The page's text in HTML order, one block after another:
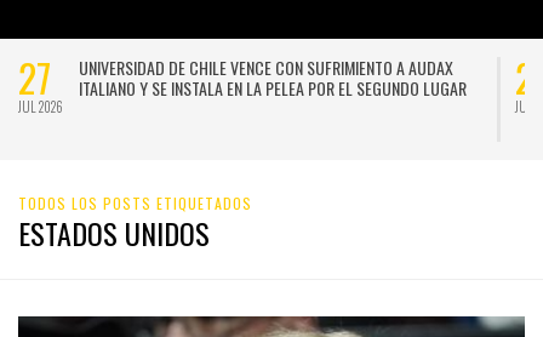
21
JUL 2026
NACE LA PRIMERA ESCUELA MUJERES TECNO-CREATIVAS DE
CHILE PARA FORMAR EN NUEVAS TECNOLOGÍAS APLICADAS A
TODOS LOS POSTS ETIQUETADOS
ESTADOS UNIDOS